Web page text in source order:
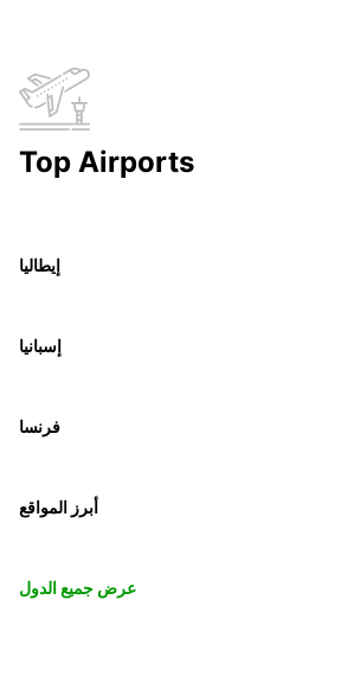
Top Airports
إيطاليا
إسبانيا
فرنسا
أبرز المواقع
عرض جميع الدول